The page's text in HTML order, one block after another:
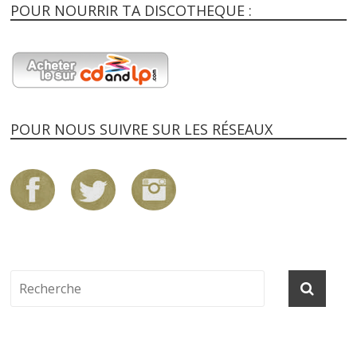
POUR NOURRIR TA DISCOTHEQUE :
POUR NOUS SUIVRE SUR LES RÉSEAUX